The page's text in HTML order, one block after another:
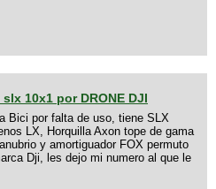
10x1 por DRONE DJI
Bici por falta de uso, tiene SLX
LX, Horquilla Axon tope de gama
y amortiguador FOX permuto
Dji, les dejo mi numero al que le